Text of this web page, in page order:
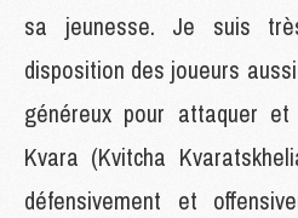
sa jeunesse. Je suis
disposition des joueurs
généreux pour attaquer
Kvara (Kvitcha
défensivement et